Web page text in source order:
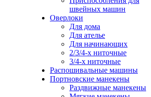
швейных машин
Оверлоки
Для дома
Для ателье
Для начинающих
2/3/4-х ниточные
3/4-х ниточные
Распошивальные машины
Портновские манекены
Раздвижные манекены